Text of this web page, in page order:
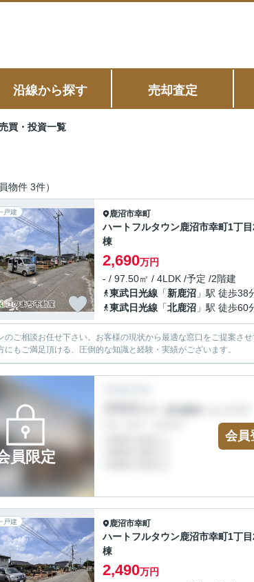
沿線から探す 売却査定
買・投資一覧
物件 3件）
戸建 鹿沼市幸町
ハートフルタウン鹿沼市幸町1丁
棟
2,690万円
- / 97.50㎡ / 4LDK /予定 /2階建
東武日光線 「新鹿沼 」駅 徒歩38
東武日光線 「北鹿沼 」駅 徒歩60
のご相談お任せ下さい。お客様の現状から最適な窓口をご提案さ
にもご満足頂ける、圧倒的な知識と経験・実績がございます。
員限定
会員
戸建 鹿沼市幸町
ハートフルタウン鹿沼市幸町1丁
棟
2,490万円